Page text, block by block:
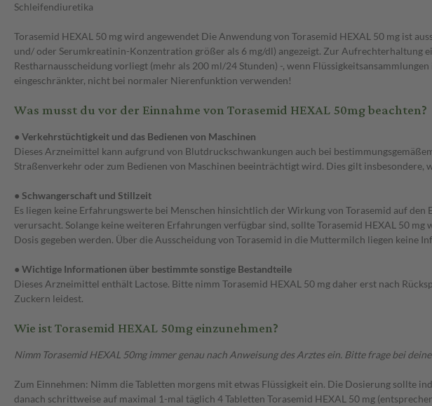
Schleifendiuretika
Torasemid HEXAL 50 mg wird angewendet Die Anwendung von Torasemid HEXAL 50 mg
und/ oder Serumkreatinin-Konzentration größer als 6 mg/dl) angezeigt. Zur Aufrechterhaltung
Restharnausscheidung vorliegt (mehr als 200 ml/24 Stunden) -, wenn
eingeschränkter, nicht bei normaler Nierenfunktion verwenden!
Was musst du vor der Einnahme von Torasemid HEXAL 50mg beachten?
● Verkehrstüchtigkeit und das Bedienen von Maschinen
Dieses Arzneimittel kann aufgrund von Blutdruckschwankungen auch bei
Straßenverkehr oder zum Bedienen von Maschinen beeinträchtigt wird. Dies gilt insbesondere,
● Schwangerschaft und Stillzeit
Es liegen keine Erfahrungswerte bei Menschen hinsichtlich der Wirkung von Torasemid auf
verursacht. Solange keine weiteren Erfahrungen verfügbar sind, sollte Torasemid HEXAL 50
Dosis gegeben werden. Über die Ausscheidung von Torasemid in die Muttermilch liegen
● Wichtige Informationen über bestimmte sonstige Bestandteile
Dieses Arzneimittel enthält Lactose. Bitte nimm Torasemid HEXAL 50 mg daher erst nach
Zuckern leidest.
Wie ist Torasemid HEXAL 50mg einzunehmen?
Nimm Torasemid HEXAL 50mg immer genau nach Anweisung des Arztes ein. Bitte frage bei
Zum Einnehmen: Nimm die Tabletten morgens mit etwas Flüssigkeit ein. Die Dosierung sollte
danach schrittweise auf maximal 1-mal täglich 4 Tabletten Torasemid HEXAL 50 mg